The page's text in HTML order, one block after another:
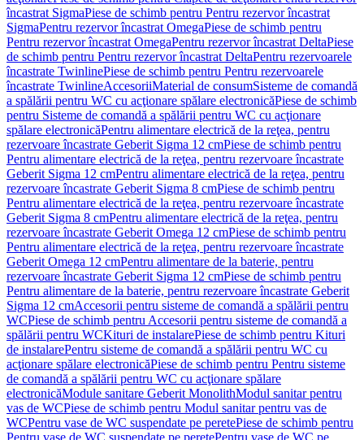
încastrat SigmaPiese de schimb pentru Pentru rezervor încastrat
SigmaPentru rezervor încastrat OmegaPiese de schimb pentru
Pentru rezervor încastrat OmegaPentru rezervor încastrat DeltaPiese
de schimb pentru Pentru rezervor încastrat DeltaPentru rezervoarele
încastrate TwinlinePiese de schimb pentru Pentru rezervoarele
încastrate TwinlineAccesoriiMaterial de consumSisteme de comandă
a spălării pentru WC cu acţionare spălare electronicăPiese de schimb
pentru Sisteme de comandă a spălării pentru WC cu acţionare
spălare electronicăPentru alimentare electrică de la reţea, pentru
rezervoare încastrate Geberit Sigma 12 cmPiese de schimb pentru
Pentru alimentare electrică de la reţea, pentru rezervoare încastrate
Geberit Sigma 12 cmPentru alimentare electrică de la reţea, pentru
rezervoare încastrate Geberit Sigma 8 cmPiese de schimb pentru
Pentru alimentare electrică de la reţea, pentru rezervoare încastrate
Geberit Sigma 8 cmPentru alimentare electrică de la reţea, pentru
rezervoare încastrate Geberit Omega 12 cmPiese de schimb pentru
Pentru alimentare electrică de la reţea, pentru rezervoare încastrate
Geberit Omega 12 cmPentru alimentare de la baterie, pentru
rezervoare încastrate Geberit Sigma 12 cmPiese de schimb pentru
Pentru alimentare de la baterie, pentru rezervoare încastrate Geberit
Sigma 12 cmAccesorii pentru sisteme de comandă a spălării pentru
WCPiese de schimb pentru Accesorii pentru sisteme de comandă a
spălării pentru WCKituri de instalarePiese de schimb pentru Kituri
de instalarePentru sisteme de comandă a spălării pentru WC cu
acţionare spălare electronicăPiese de schimb pentru Pentru sisteme
de comandă a spălării pentru WC cu acţionare spălare
electronicăModule sanitare Geberit MonolithModul sanitar pentru
vas de WCPiese de schimb pentru Modul sanitar pentru vas de
WCPentru vase de WC suspendate pe peretePiese de schimb pentru
Pentru vase de WC suspendate pe peretePentru vase de WC pe